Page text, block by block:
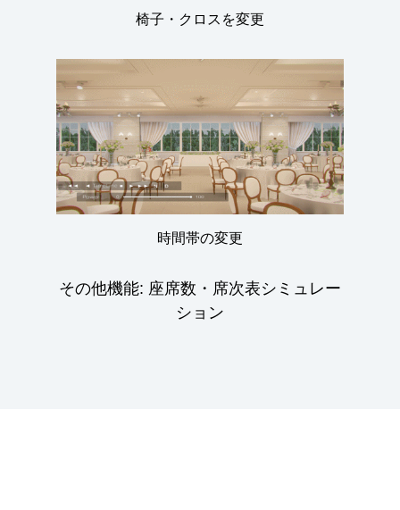
椅子・クロスを変更
時間帯の変更
その他機能: 座席数・席次表シミュレー
ション